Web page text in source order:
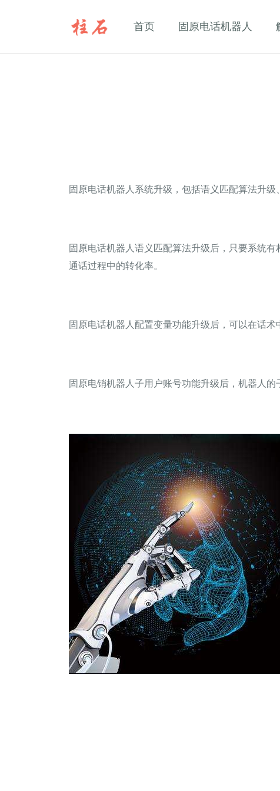
首页 固原电话机器人
固原电话机器人系统升级，包括语义匹配算法升级
固原电话机器人语义匹配算法升级后，只要系统
通话过程中的转化率。
固原电话机器人配置变量功能升级后，可以在话
固原电销机器人子用户账号功能升级后，机器人的